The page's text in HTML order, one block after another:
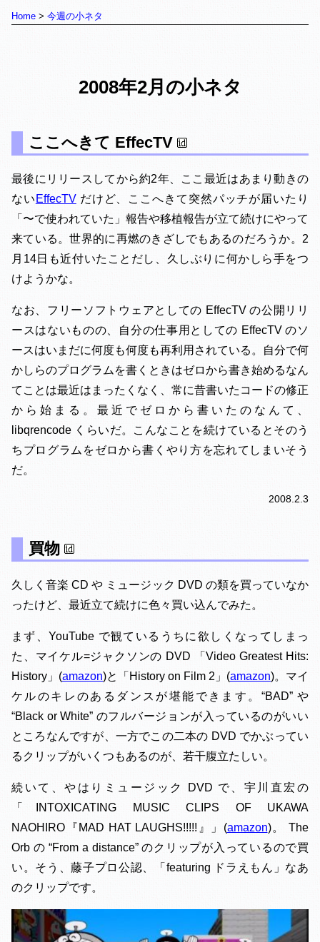
Home 今週の小ネタ
2008年2月の小ネタ
ここへきて EffecTV
最後にリリースしてから約2年、ここ最近はあまり動きの
ない EffecTVだけど、ここへきて突然パッチが届いたり
「〜で使われていた」報告や移植報告が立て続けにやって
来ている。世界的に再燃のきざしでもあるのだろうか。2
月14日も近付いたことだし、久しぶりに何かしら手をつ
けようかな。
なお、フリーソフトウェアとしての EffecTV の公開リリ
ースはないものの、自分の仕事用としての EffecTV のソ
ースはいまだに何度も何度も再利用されている。自分で何
かしらのプログラムを書くときはゼロから書き始めるなん
てことは最近はまったくなく、常に昔書いたコードの修正
から始まる。最近でゼロから書いたのなんて、
libqrencode くらいだ。こんなことを続けているとそのう
ちプログラムをゼロから書くやり方を忘れてしまいそう
だ。
2008.2.3
買物
久しく音楽 CD や ミュージック DVD の類を買っていなか
ったけど、最近立て続けに色々買い込んでみた。
まず、YouTube で観ているうちに欲しくなってしまっ
た、マイケル=ジャクソンの DVD 「Video Greatest Hits:
History」(amazon)と「History on Film 2」(amazon)。マイ
ケルのキレのあるダンスが堪能できます。“BAD” や
“Black or White” のフルバージョンが入っているのがいい
ところなんですが、一方でこの二本の DVD でかぶってい
るクリップがいくつもあるのが、若干腹立たしい。
続いて、やはりミュージック DVD で、宇川直宏の
「INTOXICATING MUSIC CLIPS OF UKAWA
NAOHIRO『MAD HAT LAUGHS!!!!!』」(amazon)。 The
Orb の “From a distance” のクリップが入っているので買
い。そう、藤子プロ公認、「featuring ドラえもん」なあ
のクリップです。